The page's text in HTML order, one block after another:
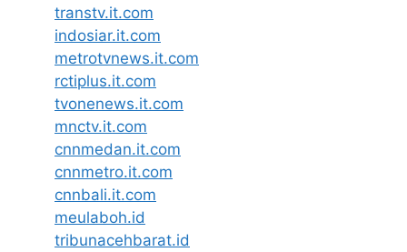
transtv.it.com
indosiar.it.com
metrotvnews.it.com
rctiplus.it.com
tvonenews.it.com
mnctv.it.com
cnnmedan.it.com
cnnmetro.it.com
cnnbali.it.com
meulaboh.id
tribunacehbarat.id